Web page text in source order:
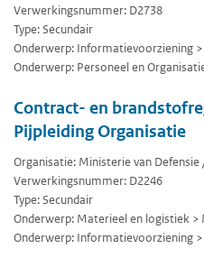
Verwerkingsnummer: D2738
Type: Secundair
Onderwerp: Informatievoorziening
Onderwerp: Personeel en
Contract- en
Pijpleiding Organisatie
Organisatie: Ministerie van Defensie
Verwerkingsnummer: D2246
Type: Secundair
Onderwerp: Materieel en logistiek
Onderwerp: Informatievoorziening